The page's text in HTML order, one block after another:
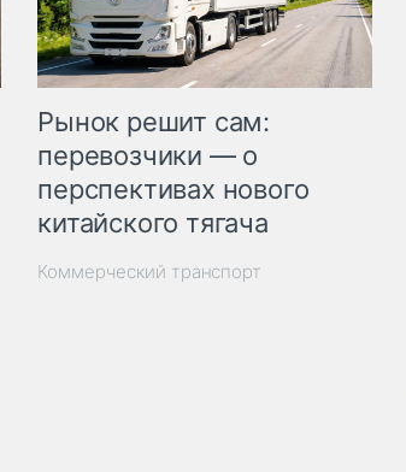
Рынок решит сам:
перевозчики — о
перспективах нового
китайского тягача
Коммерческий транспорт